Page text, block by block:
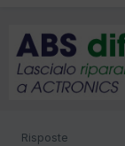
Risposte